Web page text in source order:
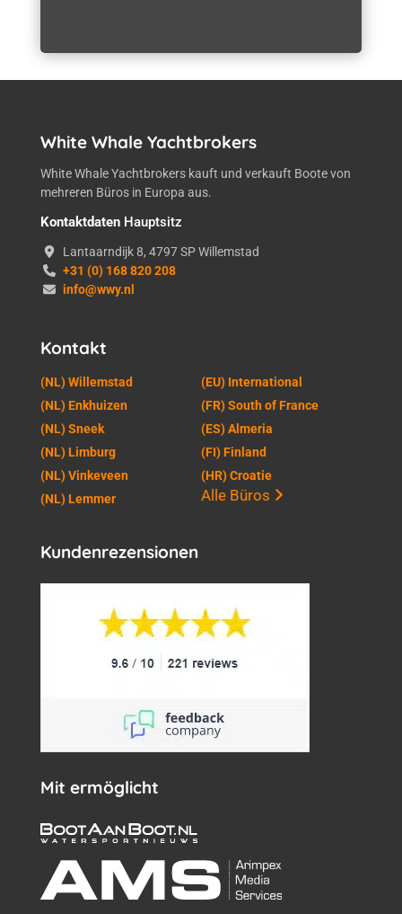
White Whale Yachtbrokers
White Whale Yachtbrokers kauft und verkauft Boote von
mehreren Büros in Europa aus.
KontaktdatenHauptsitz
Lantaarndijk 8, 4797 SP Willemstad
+31 (0) 168 820 208
info@wwy.nl
Kontakt
(NL) Willemstad
(NL) Enkhuizen
(NL) Sneek
(NL) Limburg
(NL) Vinkeveen
(NL) Lemmer
(EU) International
(FR) South of France
(ES) Almeria
(FI) Finland
(HR) Croatie
Alle Büros
Kundenrezensionen
Mit ermöglicht